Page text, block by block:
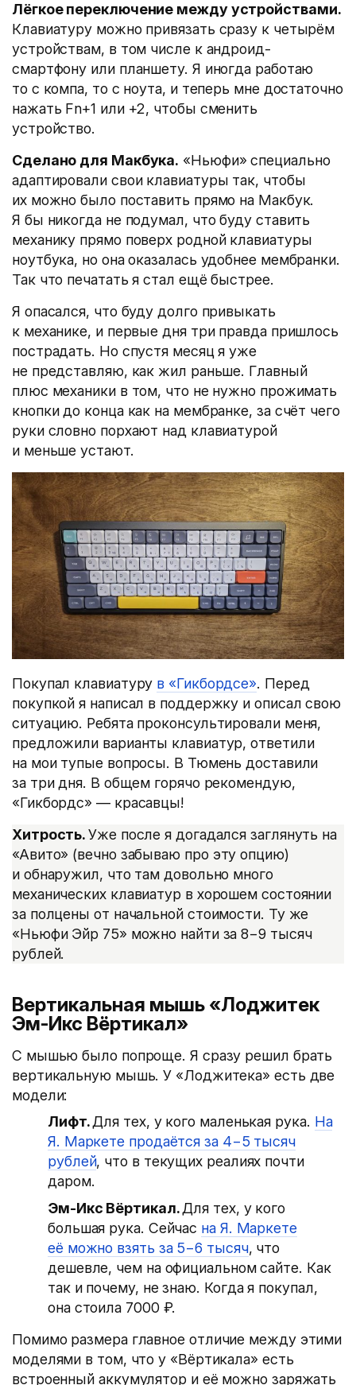
Лёгкое переключение между устройствами.
Клавиатуру можно привязать сразу к четырём
устройствам, в том числе к андроид-
смартфону или планшету. Я иногда работаю
то с компа, то с ноута, и теперь мне достаточно
нажать Fn+1 или +2, чтобы сменить
устройство.
Сделано для Макбука. «Ньюфи» специально
адаптировали свои клавиатуры так, чтобы
их можно было поставить прямо на Макбук.
Я бы никогда не подумал, что буду ставить
механику прямо поверх родной клавиатуры
ноутбука, но она оказалась удобнее мембранки.
Так что печатать я стал ещё быстрее.
Я опасался, что буду долго привыкать
к механике, и первые дня три правда пришлось
пострадать. Но спустя месяц я уже
не представляю, как жил раньше. Главный
плюс механики в том, что не нужно прожимать
кнопки до конца как на мембранке, за счёт чего
руки словно порхают над клавиатурой
и меньше устают.
Покупал клавиатуру в «Гикбордсе». Перед
покупкой я написал в поддержку и описал свою
ситуацию. Ребята проконсультировали меня,
предложили варианты клавиатур, ответили
на мои тупые вопросы. В Тюмень доставили
за три дня. В общем горячо рекомендую,
«Гикбордс» — красавцы!
Хитрость.Уже после я догадался заглянуть на
«Авито» (вечно забываю про эту опцию)
и обнаружил, что там довольно много
механических клавиатур в хорошем состоянии
за полцены от начальной стоимости. Ту же
«Ньюфи Эйр 75» можно найти за 8−9 тысяч
рублей.
Вертикальная мышь «Лоджитек
Эм-Икс Вёртикал»
С мышью было попроще. Я сразу решил брать
вертикальную мышь. У «Лоджитека» есть две
модели:
Лифт.Для тех, у кого маленькая рука. На
Я. Маркете продаётся за 4−5 тысяч
рублей, что в текущих реалиях почти
даром.
Эм-Икс Вёртикал.Для тех, у кого
большая рука. Сейчас на Я. Маркете
её можно взять за 5−6 тысяч, что
дешевле, чем на официальном сайте. Как
так и почему, не знаю. Когда я покупал,
она стоила 7000 ₽.
Помимо размера главное отличие между этими
моделями в том, что у «Вёртикала» есть
встроенный аккумулятор и её можно заряжать